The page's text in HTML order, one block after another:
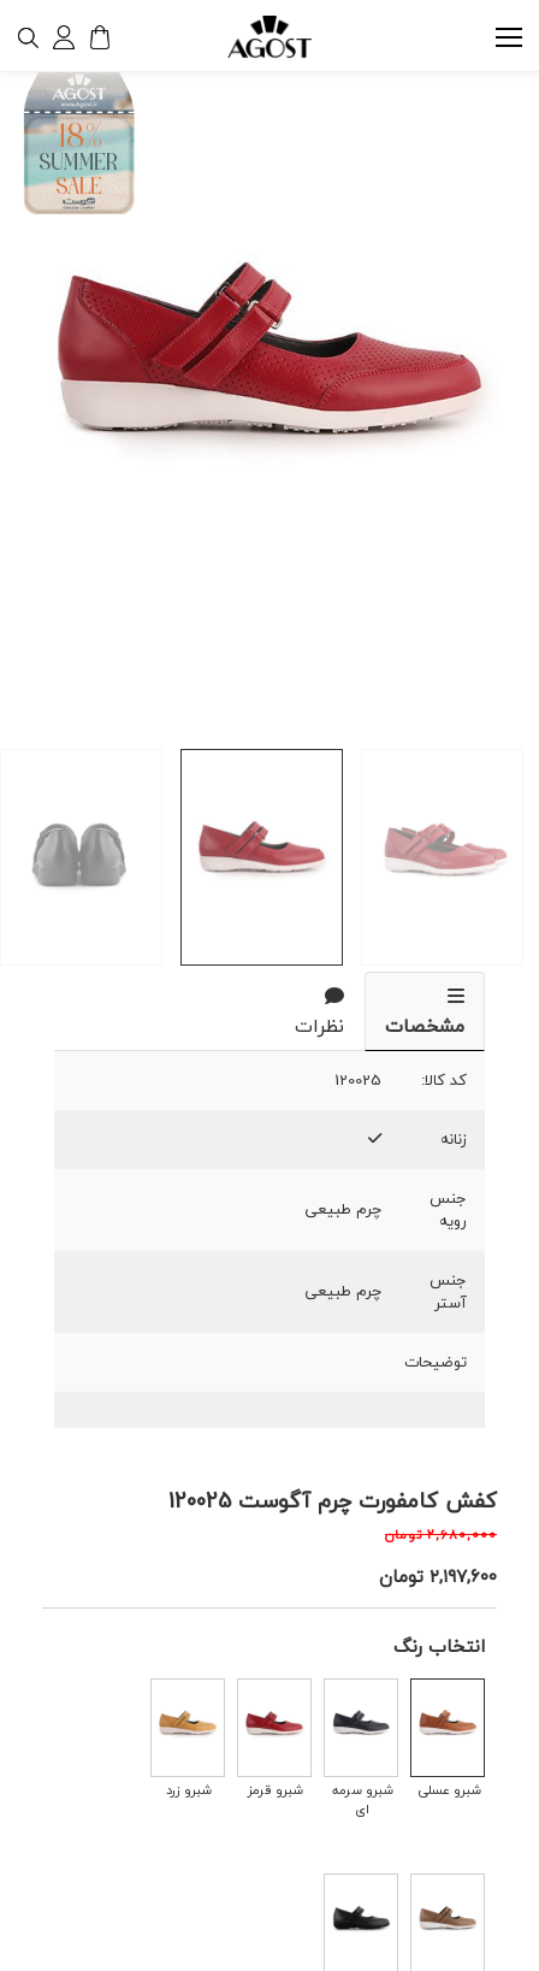
کفش کامفورت چرم آگوست 120025
۲,۶۸۰,۰۰۰ تومان
۲,۱۹۷,۶۰۰تومان
انتخاب رنگ
شبرو عسلی
شبرو سرمه
ای
شبرو قرمز شبرو زرد
مشخصات نظرات
کد کالا: 120025
زنانه
جنس
رویه
چرم طبیعی
جنس
آستر
چرم طبیعی
توضیحات